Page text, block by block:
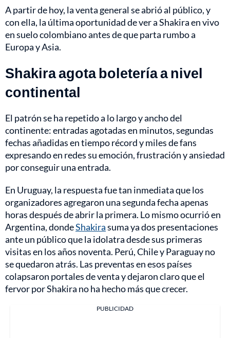
A partir de hoy, la venta general se abrió al público, y
con ella, la última oportunidad de ver a Shakira en vivo
en suelo colombiano antes de que parta rumbo a
Europa y Asia.
Shakira agota boletería a nivel
continental
El patrón se ha repetido a lo largo y ancho del
continente: entradas agotadas en minutos, segundas
fechas añadidas en tiempo récord y miles de fans
expresando en redes su emoción, frustración y ansiedad
por conseguir una entrada.
En Uruguay, la respuesta fue tan inmediata que los
organizadores agregaron una segunda fecha apenas
horas después de abrir la primera. Lo mismo ocurrió en
Argentina, dondeShakirasuma ya dos presentaciones
ante un público que la idolatra desde sus primeras
visitas en los años noventa. Perú, Chile y Paraguay no
se quedaron atrás. Las preventas en esos países
colapsaron portales de venta y dejaron claro que el
fervor por Shakira no ha hecho más que crecer.
PUBLICIDAD